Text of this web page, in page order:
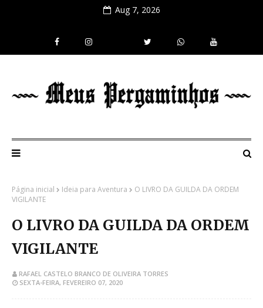
Aug 7, 2026
Página inicial Ideia para Aventura
O LIVRO DA GUILDA DA ORDEM
VIGILANTE
O LIVRO DA GUILDA DA ORDEM
VIGILANTE
RAFAEL CASTELO BRANCO DE OLIVEIRA TORRES
SEXTA-FEIRA, FEVEREIRO 07, 2020